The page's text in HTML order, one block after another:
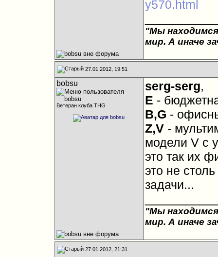
y570.html
"Мы
мир. А иначе
27.01.2012, 19:51
bobsu
Ветеран клуба THG
serg-serg,
E -
B,G -
Z,V-
модели V с
это так их
это не
задачи...
"Мы
мир. А иначе
27.01.2012, 21:31